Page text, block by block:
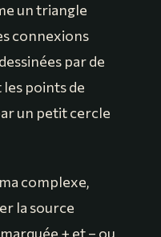
un triangle
connexions
par de
points de
un petit cercle
complexe,
la source
+ et – ou